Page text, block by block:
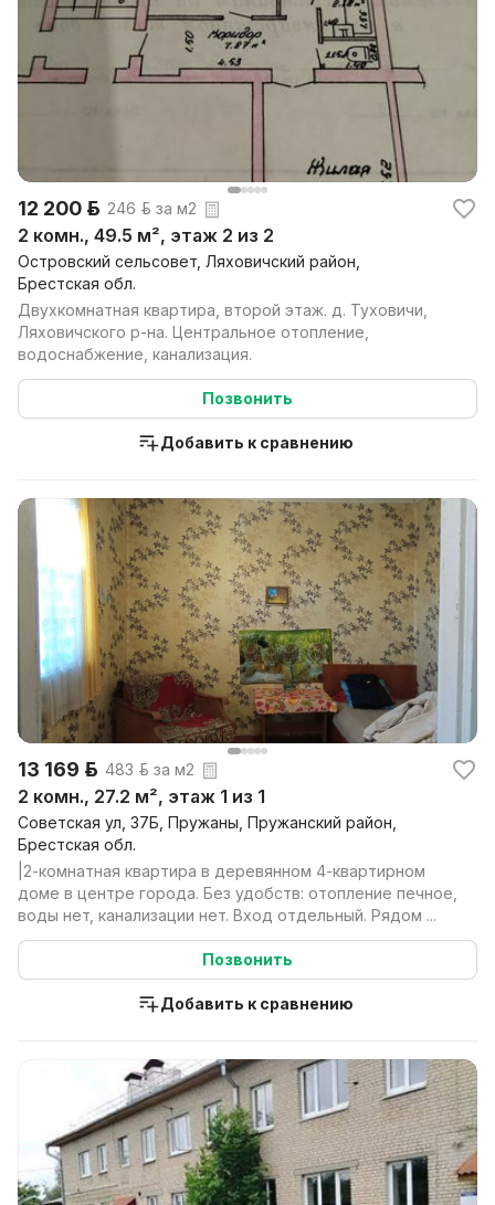
12 200 р. 246 р. за м2
2 комн., 49.5 м², этаж 2 из 2
Островский сельсовет, Ляховичский район,
Брестская обл.
Двухкомнатная квартира, второй этаж. д. Туховичи,
Ляховичского р-на. Центральное отопление,
водоснабжение, канализация.
Позвонить
Добавить к сравнению
13 169 р. 483 р. за м2
2 комн., 27.2 м², этаж 1 из 1
Советская ул, 37Б, Пружаны, Пружанский район,
Брестская обл.
|2-комнатная квартира в деревянном 4-квартирном
доме в центре города. Без удобств: отопление печное,
воды нет, канализации нет. Вход отдельный. Рядом ...
Позвонить
Добавить к сравнению